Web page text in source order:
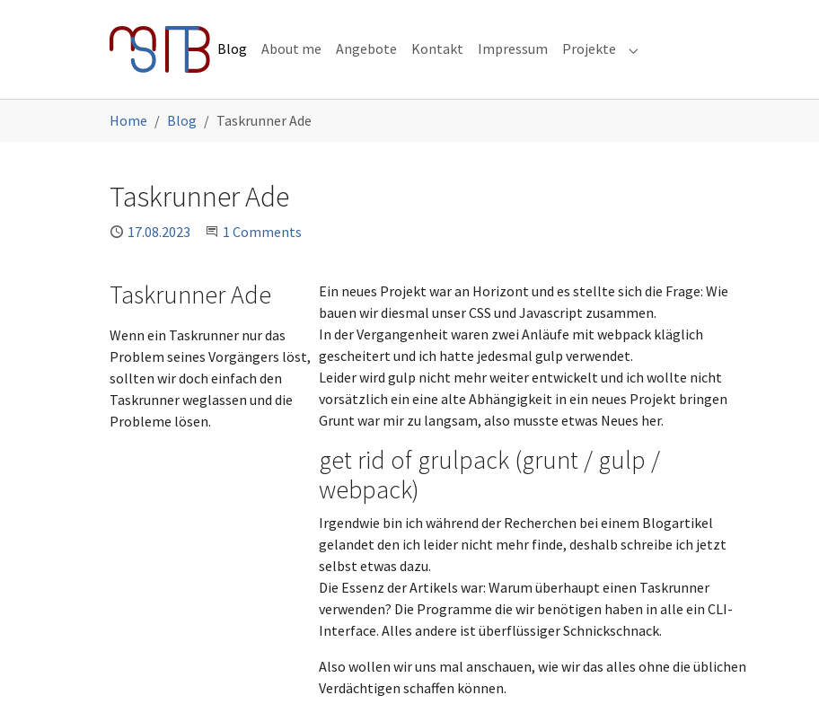
Blog About me Angebote Kontakt Impressum Projekte Submenu for "Projekte"
Home Blog Taskrunner Ade
Taskrunner Ade
Published
17.08.2023 Join the Conversation
1 Comments
Taskrunner Ade
Wenn ein Taskrunner nur das
Problem seines Vorgängers löst,
sollten wir doch einfach den
Taskrunner weglassen und die
Probleme lösen.
Ein neues Projekt war an Horizont und es stellte sich die Frage: Wie
bauen wir diesmal unser CSS und Javascript zusammen.
In der Vergangenheit waren zwei Anläufe mit webpack kläglich
gescheitert und ich hatte jedesmal gulp verwendet.
Leider wird gulp nicht mehr weiter entwickelt und ich wollte nicht
vorsätzlich ein eine alte Abhängigkeit in ein neues Projekt bringen
Grunt war mir zu langsam, also musste etwas Neues her.
get rid of grulpack (grunt / gulp /
webpack)
Irgendwie bin ich während der Recherchen bei einem Blogartikel
gelandet den ich leider nicht mehr finde, deshalb schreibe ich jetzt
selbst etwas dazu.
Die Essenz der Artikels war: Warum überhaupt einen Taskrunner
verwenden? Die Programme die wir benötigen haben in alle ein CLI-
Interface. Alles andere ist überflüssiger Schnickschnack.
Also wollen wir uns mal anschauen, wie wir das alles ohne die üblichen
Verdächtigen schaffen können.